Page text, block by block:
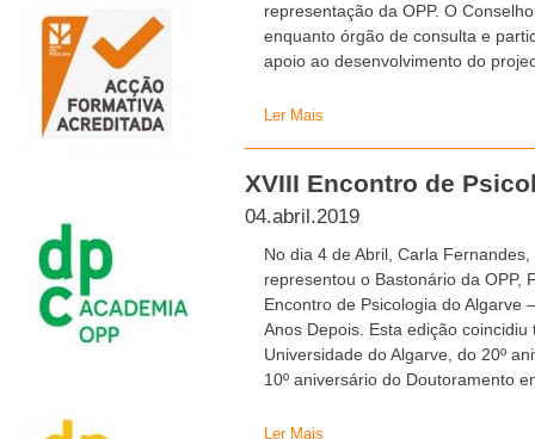
representação da OPP. O
enquanto órgão de consulta e
apoio ao desenvolvimento do
Ler Mais
XVIII Encontro de
04.abril.2019
No dia 4 de Abril, Carla
representou o Bastonário da OPP,
Encontro de Psicologia do Algarve
Anos Depois. Esta edição
Universidade do Algarve, do 20º
10º aniversário do Doutoramento
Ler Mais